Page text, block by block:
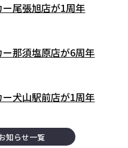
尾張旭店が1周年
那須塩原店が6周年
犬山駅前店が1周年
知らせ一覧